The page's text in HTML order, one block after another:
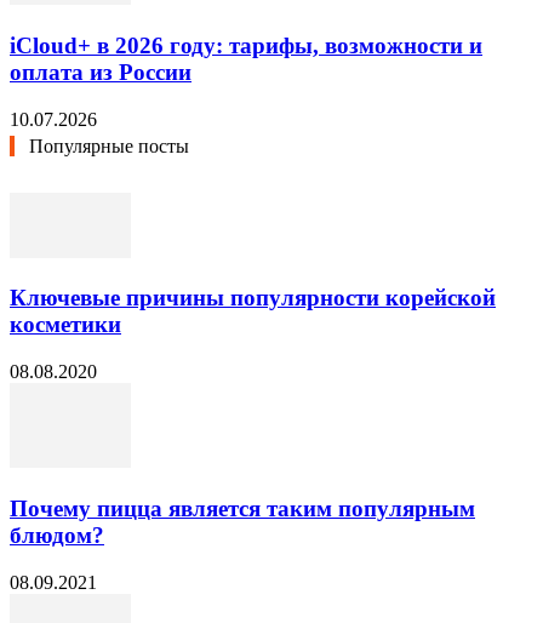
iCloud+ в 2026 году: тарифы, возможности и
оплата из России
10.07.2026
Популярные посты
Ключевые причины популярности корейской
косметики
08.08.2020
Почему пицца является таким популярным
блюдом?
08.09.2021